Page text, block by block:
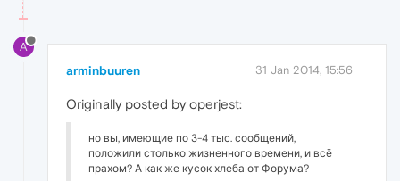
A
arminbuuren 31 Jan 2014, 15:56
Originally posted by operjest:
но вы, имеющие по 3-4 тыс. сообщений,
положили столько жизненного времени, и всё
прахом? А как же кусок хлеба от Форума?